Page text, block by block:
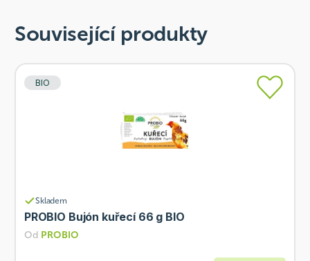
Související produkty
BIO
Skladem
PROBIO Bujón kuřecí 66 g BIO
Od PROBIO